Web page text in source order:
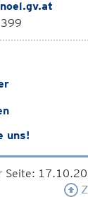
uns!
Seite: